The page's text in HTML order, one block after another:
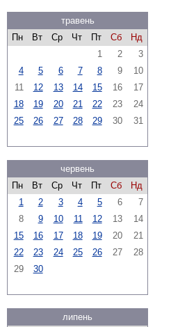
травень
Пн
Вт Ср Чт Пт Сб
Нд
1
2
3
4
5 6 7 8 9
10
11
12 13 14 15 16
17
18
19 20 21 22 23
24
25
26 27 28 29 30 31
червень
Пн
Вт Ср Чт Пт Сб
Нд
1
2 3 4 5 6
7
8
9 10 11 12 13
14
15
16 17 18 19 20
21
22
23 24 25 26 27
28
29
30
липень